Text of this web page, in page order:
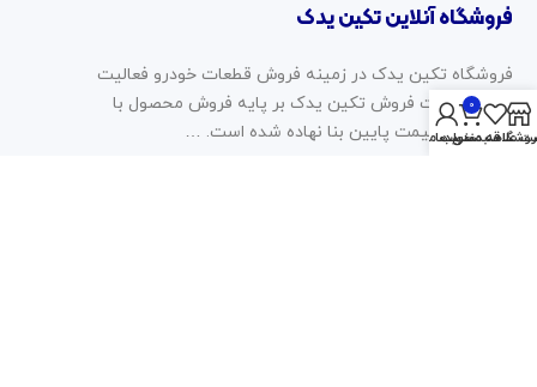
فروشگاه آنلاین تکین یدک
فروشگاه تکین یدک در زمینه فروش قطعات خودرو فعالیت
دارد. سیاست فروش تکین یدک بر پایه فروش محصول با
کیفیت، با قیمت پایین بنا نهاده شده است. …
علاقه مندی ها
0
سبد خرید
حساب من